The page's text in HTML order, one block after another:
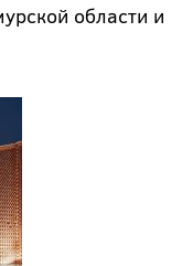
области и